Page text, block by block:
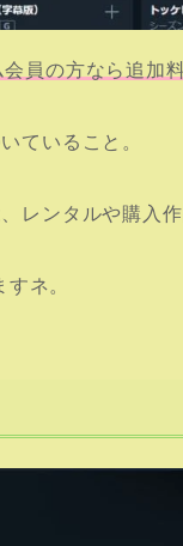
員の方なら追加
ていること。
レンタルや購入作
ネ。